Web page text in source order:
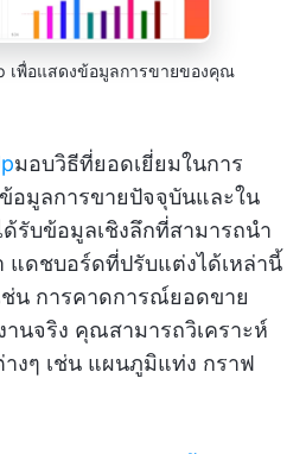
เพื่อแสดงข้อมูลการขายของคุณ
มอบวิธีที่ยอดเยี่ยมในการ
อมูลการขายปัจจุบันและใน
รับข้อมูลเชิงลึกที่สามารถนำ
แดชบอร์ดที่ปรับแต่งได้เหล่านี้
น การคาดการณ์ยอดขาย
านจริง คุณสามารถวิเคราะห์
งๆ เช่น แผนภูมิแท่ง กราฟ